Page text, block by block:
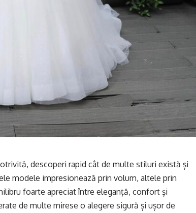
descoperi rapid cât de multe stiluri există și
modele impresionează prin volum, altele prin
foarte apreciat între eleganță, confort și
de multe mirese o alegere sigură și ușor de